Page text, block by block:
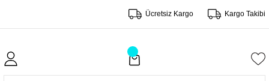
Ücretsiz Kargo Kargo Takibi